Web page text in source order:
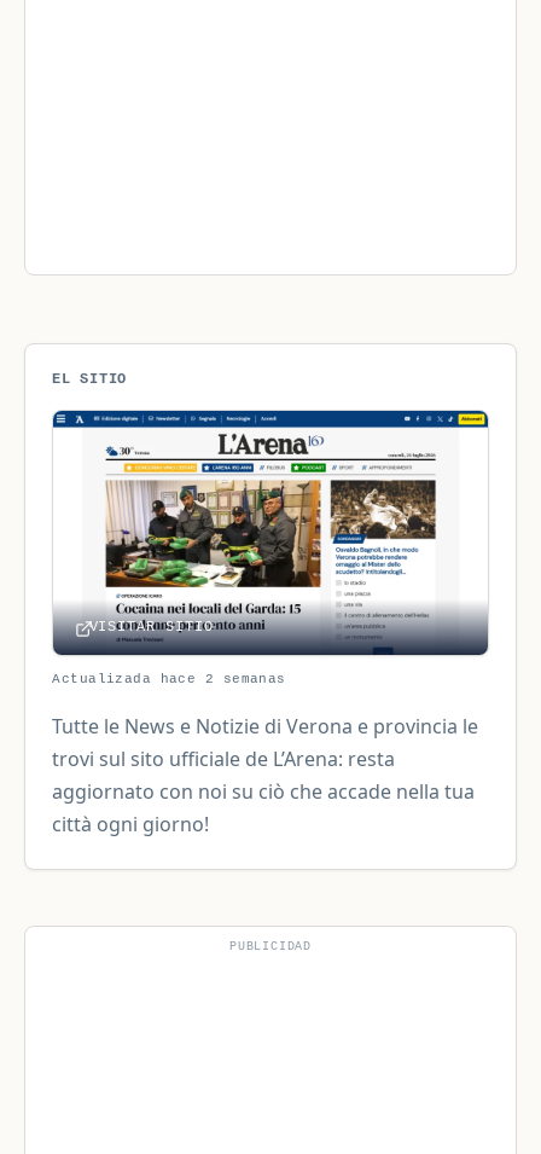
EL SITIO
VISITAR SITIO
Actualizada hace 2 semanas
Tutte le News e Notizie di Verona e provincia le
trovi sul sito ufficiale de L’Arena: resta
aggiornato con noi su ciò che accade nella tua
città ogni giorno!
PUBLICIDAD